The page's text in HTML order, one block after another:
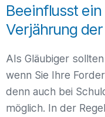
Beeinflusst
Verjährung
Als Gläubiger sollten
wenn Sie Ihre
denn auch bei
möglich. In der